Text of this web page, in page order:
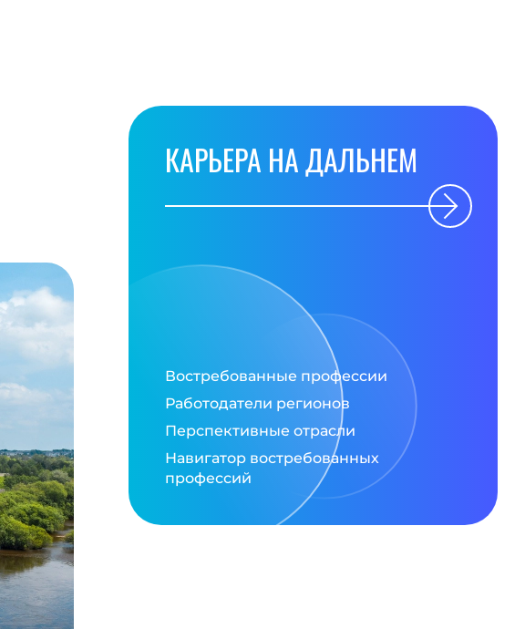
КАРЬЕРА НА ДАЛЬНЕМ
Востребованные профессии
Работодатели регионов
Перспективные отрасли
Навигатор востребованных
профессий